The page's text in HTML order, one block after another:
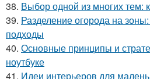
38. Выбор одной из многих тем:
39. Разделение огорода на
подходы
40. Основные принципы и
ноутбуке
41. Идеи интерьеров для